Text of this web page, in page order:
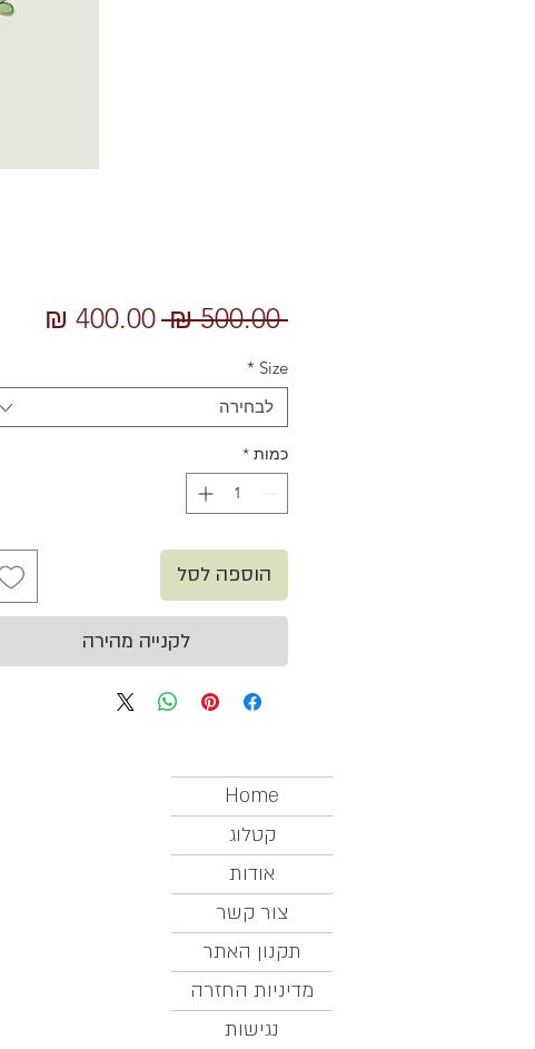
‏500.00 ‏₪
מחיר
Size
*
לבחירה
כמות *
הוספה לסל
לקנייה מהירה
Home
קטלוג
אודות
צור קשר
תקנון האתר
מדיניות החזרה
נגישות